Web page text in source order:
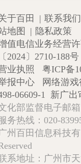
于百田 | 联系我们
地图
| 隐私政策
值电信业务经营
〔2024〕2710-188号
业执照
粤ICP备
报中心
网络游
06609-1 新广出
化部监督电子邮
务热线：020-
州百田信息科技
系地址：广州市